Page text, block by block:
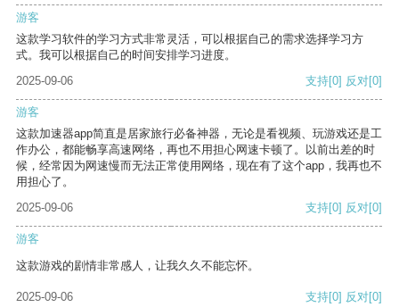
游客
这款学习软件的学习方式非常灵活，可以根据自己的需求选择学习方
式。我可以根据自己的时间安排学习进度。
2025-09-06
支持[0] 反对[0]
游客
这款加速器app简直是居家旅行必备神器，无论是看视频、玩游戏还是工
作办公，都能畅享高速网络，再也不用担心网速卡顿了。以前出差的时
候，经常因为网速慢而无法正常使用网络，现在有了这个app，我再也不
用担心了。
2025-09-06
支持[0] 反对[0]
游客
这款游戏的剧情非常感人，让我久久不能忘怀。
2025-09-06 支持[0] 反对[0]